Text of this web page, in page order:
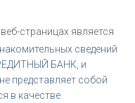
страницах является
сведений
БАНК, и
представляет собой
в качестве